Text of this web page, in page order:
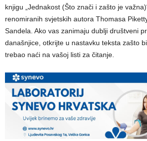
knjigu „Jednakost (Što znači i zašto je
renomiranih svjetskih autora Thomasa
Sandela. Ako vas zanimaju dublji društveni
današnjice, otkrijte u nastavku teksta zašto
trebao naći na vašoj listi za čitanje.